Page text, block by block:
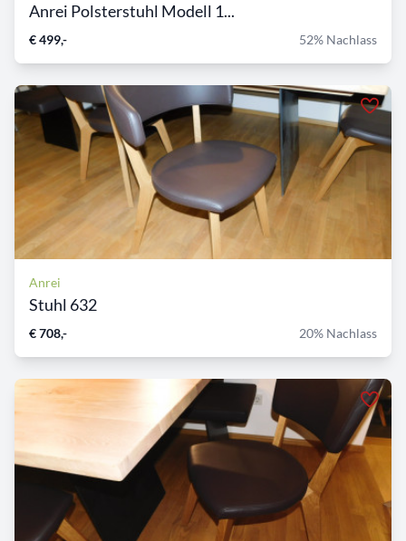
Anrei Polsterstuhl Modell 1...
€ 499,- 52% Nachlass
Anrei
Stuhl 632
€ 708,- 20% Nachlass